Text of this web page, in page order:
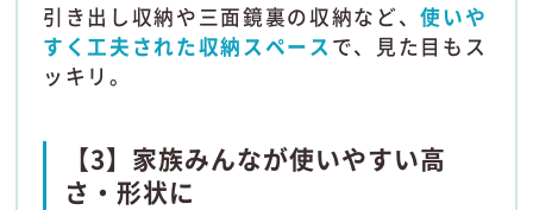
引き出し収納や三面鏡裏の収納など、使いや
すく工夫された収納スペースで、見た目もス
ッキリ。
【3】家族みんなが使いやすい高
さ・形状に